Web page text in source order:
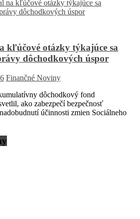
kľúčové otázky týkajúce sa
dôchodkových úspor
Finančné Noviny
dôchodkový fond
ako zabezpečí bezpečnosť
účinnosti zmien Sociálneho